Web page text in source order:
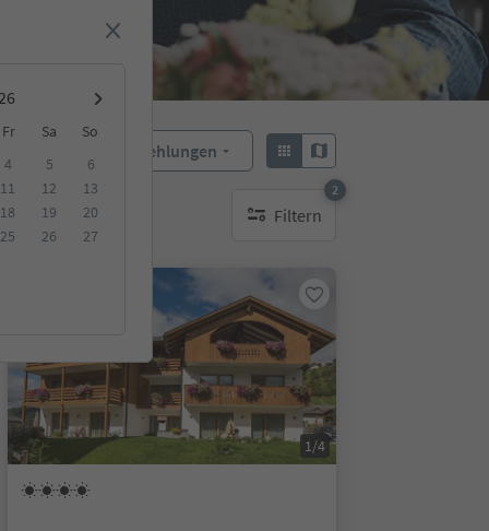
Fr Sa
So
4 5
6
11 12
13
18 19
20
25 26
27
Empfehlungen
Filtern
2
aktive Filter
1/4